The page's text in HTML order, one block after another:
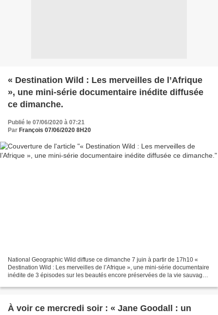
« Destination Wild : Les merveilles de l’Afrique
», une mini-série documentaire inédite diffusée
ce dimanche.
Publié le 07/06/2020 à 07:21
Par François 07/06/2020 8H20
National Geographic Wild diffuse ce dimanche 7 juin à partir de 17h10 «
Destination Wild : Les merveilles de l’Afrique », une mini-série documentaire
inédite de 3 épisodes sur les beautés encore préservées de la vie sauvage
À voir ce mercredi soir : « Jane Goodall : un